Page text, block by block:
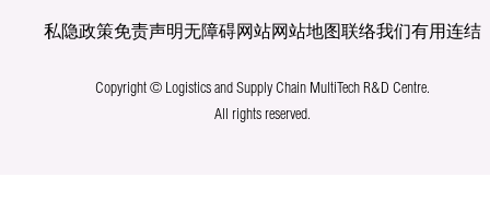
私隐政策免责声明无障碍网站网站地图联络我们有用连结
Copyright © Logistics and Supply Chain MultiTech R&D Centre.
All rights reserved.